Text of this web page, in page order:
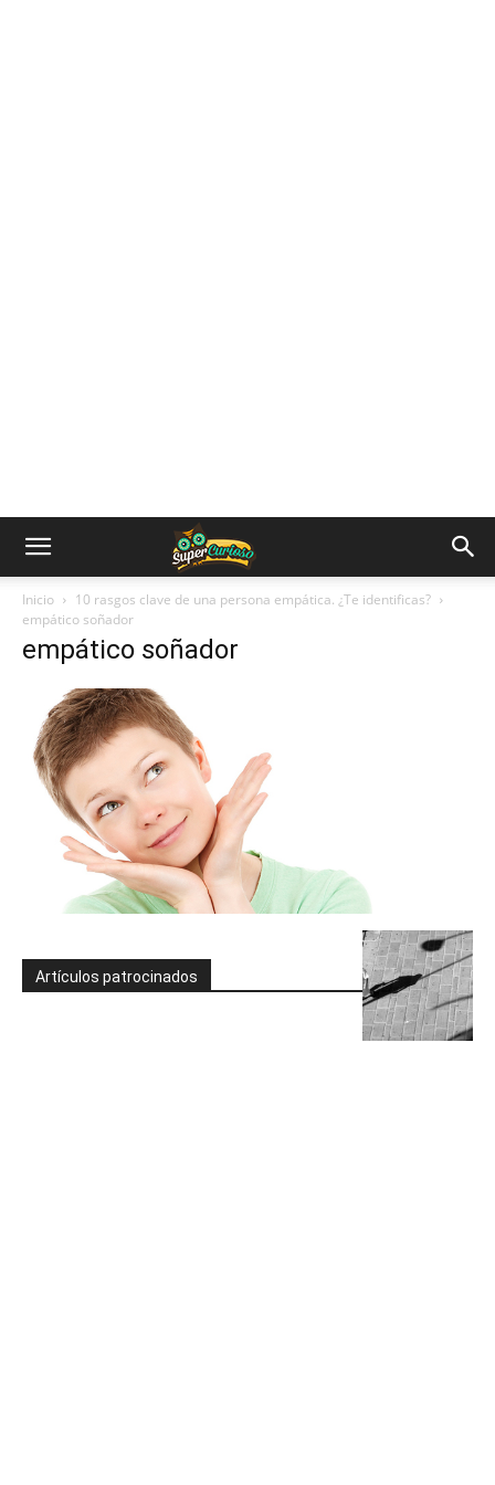
Inicio
10 rasgos clave de una persona empática. ¿Te identificas?
empático soñador
empático soñador
Artículos patrocinados